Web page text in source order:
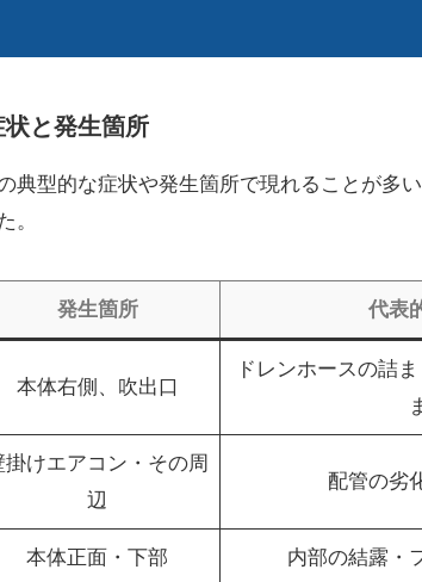
と発生箇所
典型的な症状や発生箇所で現れることが多
。
発生箇所 代表
本体右側、吹出口
ドレンホースの詰
掛けエアコン・その周
辺
配管の劣
本体正面・下部 内部の結露・